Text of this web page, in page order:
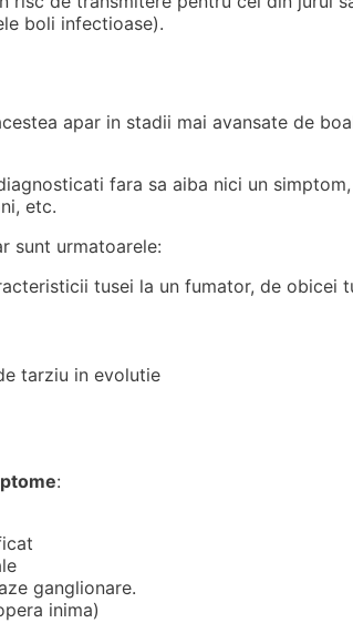
boli infectioase).
apar in stadii mai avansate de
fara sa aiba nici un
etc.
sunt urmatoarele:
tusei la un fumator, de obicei
tarziu in evolutie
:
ganglionare.
inima)